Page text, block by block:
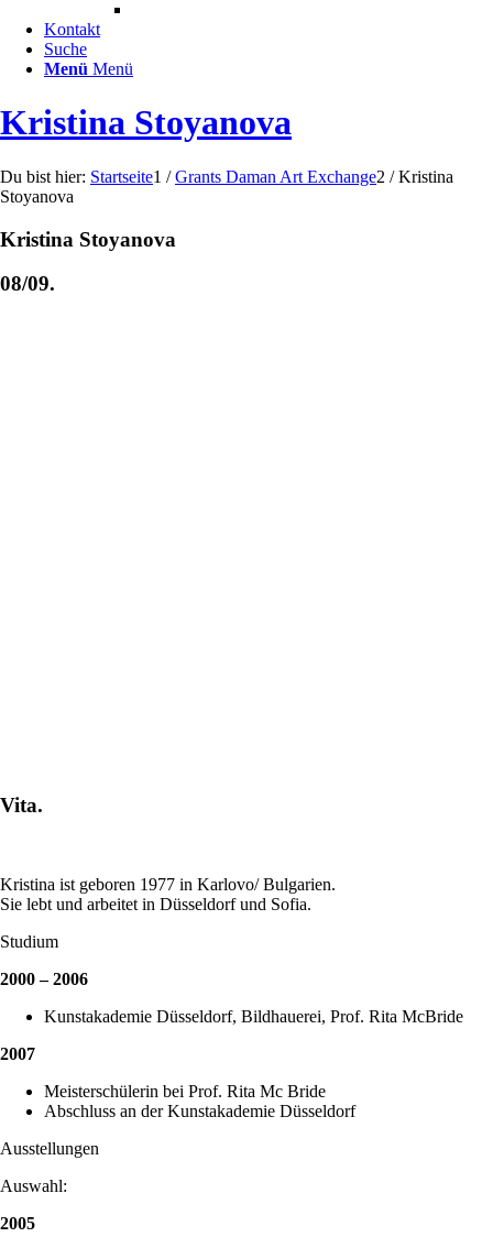
Kontakt
Suche
Menü Menü
Kristina Stoyanova
Du bist hier: Startseite1 / Grants Daman Art Exchange2 / Kristina
Stoyanova
Kristina Stoyanova
08/09.
Vita.
Kristina ist geboren 1977 in Karlovo/ Bulgarien.
Sie lebt und arbeitet in Düsseldorf und Sofia.
Studium
2000 – 2006
Kunstakademie Düsseldorf, Bildhauerei, Prof. Rita McBride
2007
Meisterschülerin bei Prof. Rita Mc Bride
Abschluss an der Kunstakademie Düsseldorf
Ausstellungen
Auswahl:
2005